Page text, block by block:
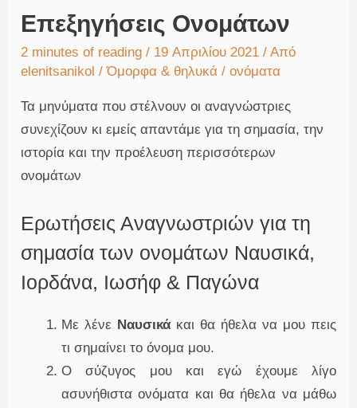
Επεξηγήσεις Ονομάτων
2 minutes of reading / 19 Απριλίου 2021 / Από
elenitsanikol /Όμορφα & θηλυκά /ονόματα
Τα μηνύματα που στέλνουν οι αναγνώστριες
συνεχίζουν κι εμείς απαντάμε για τη σημασία, την
ιστορία και την προέλευση περισσότερων
ονομάτων
Ερωτήσεις Αναγνωστριών για τη
σημασία των ονομάτων Ναυσικά,
Ιορδάνα, Ιωσήφ & Παγώνα
Με λένε Ναυσικά και θα ήθελα να μου πεις
τι σημαίνει το όνομα μου.
Ο σύζυγος μου και εγώ έχουμε λίγο
ασυνήθιστα ονόματα και θα ήθελα να μάθω